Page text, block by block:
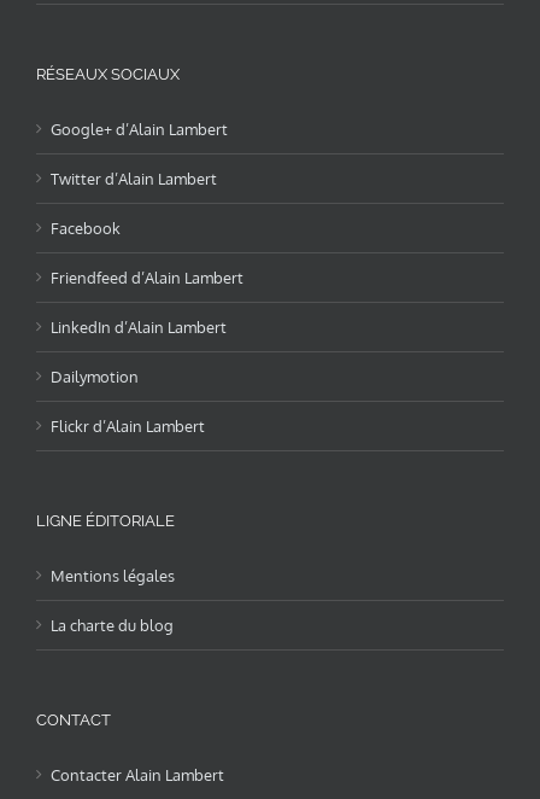
RÉSEAUX SOCIAUX
Google+ d’Alain Lambert
Twitter d’Alain Lambert
Facebook
Friendfeed d’Alain Lambert
LinkedIn d’Alain Lambert
Dailymotion
Flickr d’Alain Lambert
LIGNE ÉDITORIALE
Mentions légales
La charte du blog
CONTACT
Contacter Alain Lambert